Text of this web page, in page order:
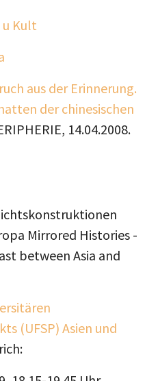
u Kult
aus der Erinnerung.
der chinesischen
14.04.2008.
Mirrored Histories -
between Asia and
(UFSP) Asien und